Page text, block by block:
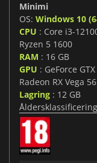
Minimi
OS: Windows 10
CPU : Core i3-
Ryzen 5 1600
RAM : 16 GB
GPU : GeForce
Radeon RX Vega 56
Lagring : 12 GB
Åldersklassificering